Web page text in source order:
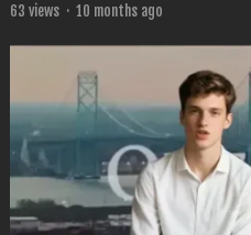
63 views · 10 months ago